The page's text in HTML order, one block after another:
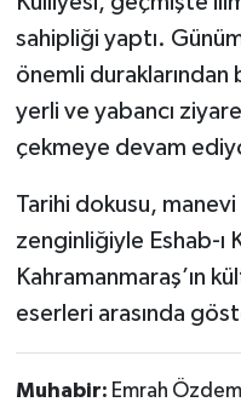
sahipliği yaptı.
önemli duraklarından
yerli ve yabancı
çekmeye devam
Tarihi dokusu,
zenginliğiyle Eshab-ı
Kahramanmaraş’ın
eserleri arasında
Muhabir: Emrah